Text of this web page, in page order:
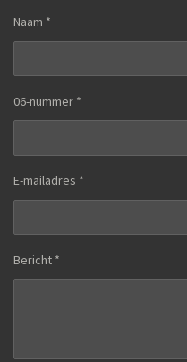
Naam *
06-nummer *
E-mailadres *
Bericht *